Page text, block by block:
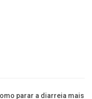
parar a diarreia mais